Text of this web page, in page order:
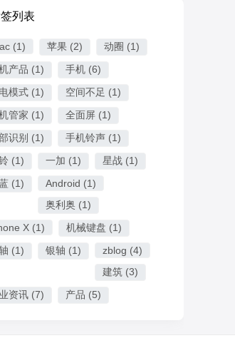
列表
(1) 苹果 (2) 动圈 (1)
产品 (1) 手机 (6)
模式 (1) 空间不足 (1)
管家 (1) 全面屏 (1)
识别 (1) 手机铃声 (1)
(1) 一加 (1) 星战 (1)
(1) Android (1)
奥利奥 (1)
X (1) 机械键盘 (1)
(1) 银轴 (1) zblog (4)
建筑 (3)
资讯 (7) 产品 (5)